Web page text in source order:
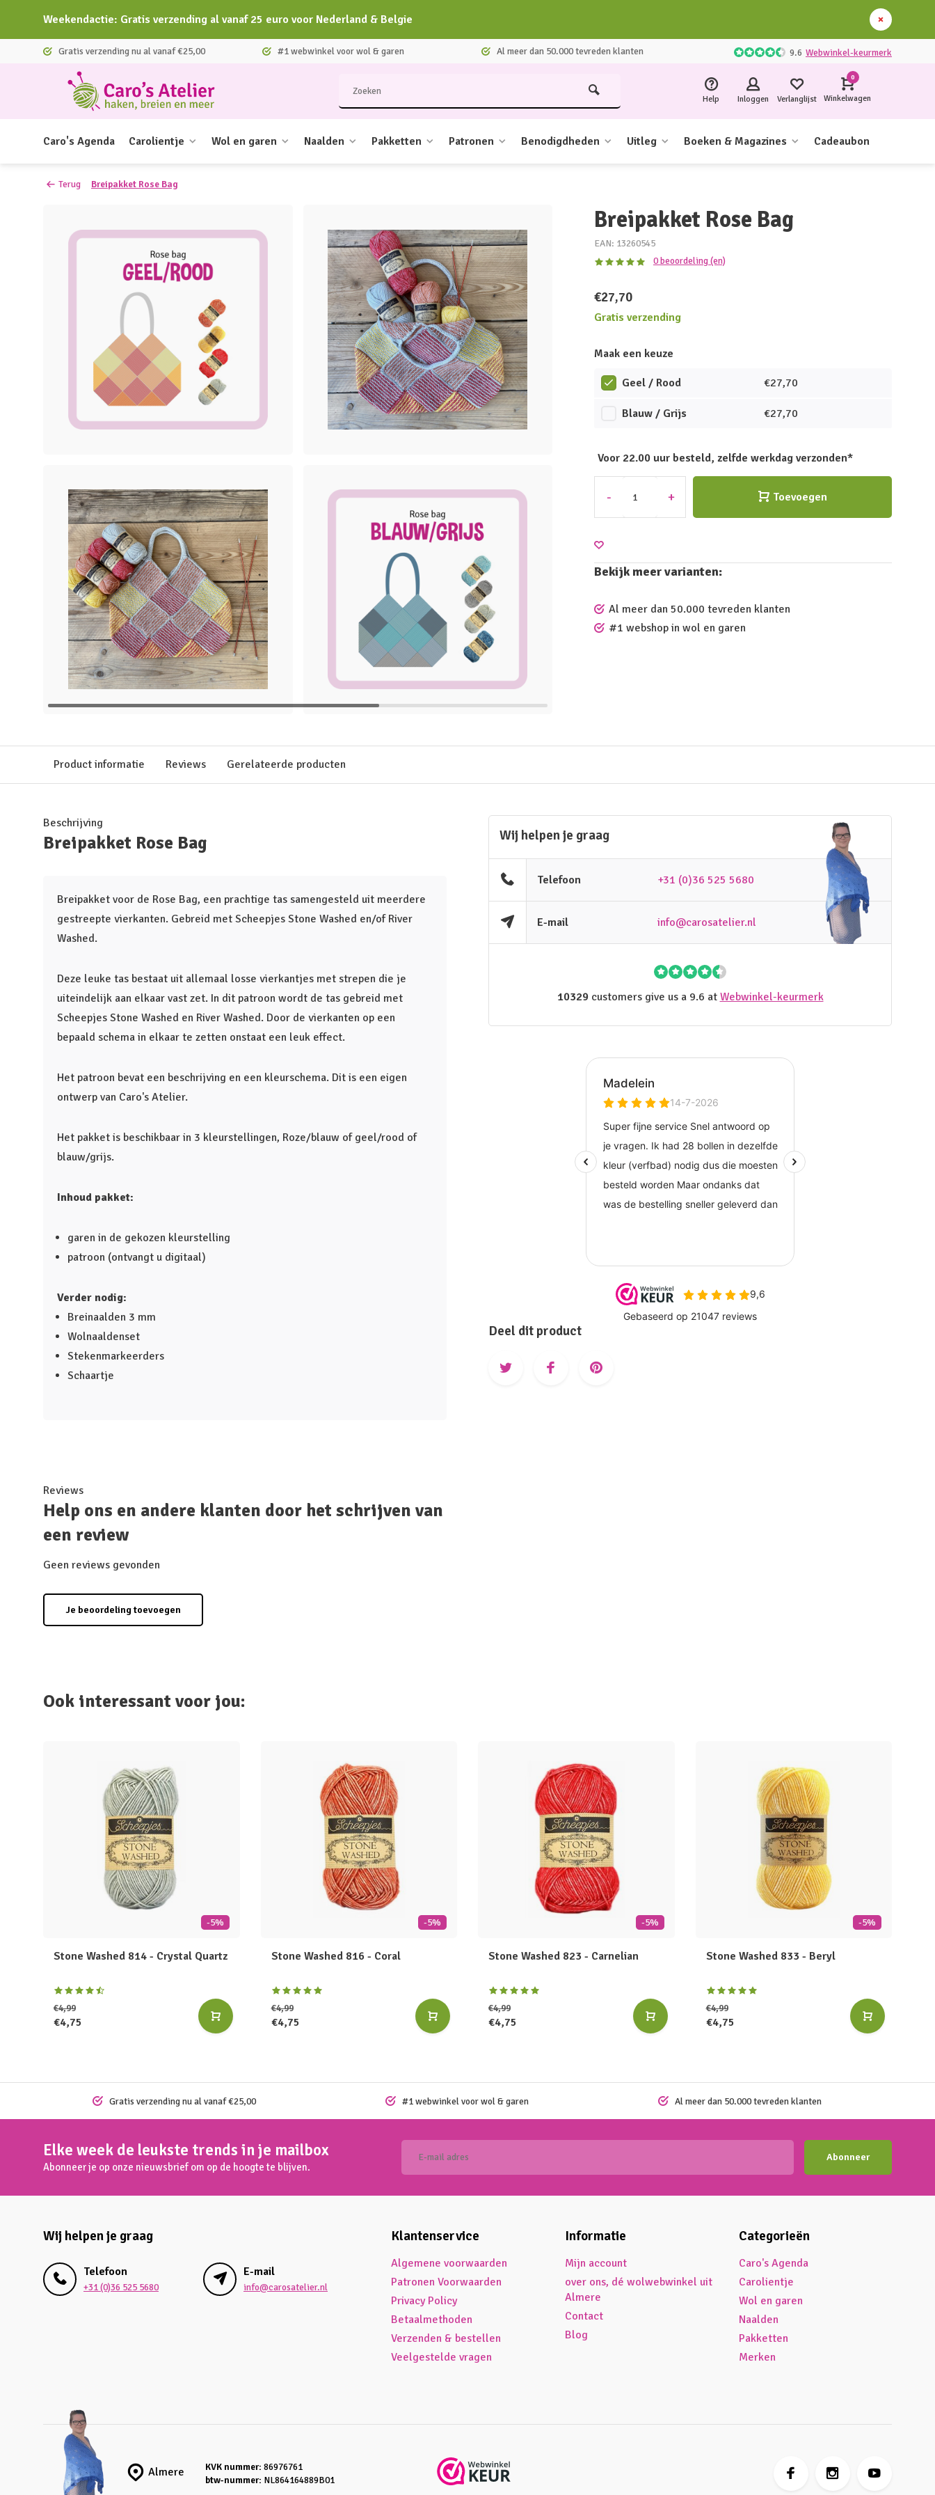
Weekendactie: Gratis verzending al vanaf 25 euro voor Nederland & Belgie
Gratis verzending nu al vanaf €25,00 #1 webwinkel voor wol & garen Al meer dan 50.000 tevreden klanten 9.6 Webwinkel-keurmerk
Help Inloggen Verlanglijst
0
Winkelwagen
Caro's Agenda Carolientje Wol en garen Naalden Pakketten Patronen Benodigdheden Uitleg Boeken & Magazines Cadeaubon
Terug Breipakket Rose Bag
Breipakket Rose Bag
EAN: 13260545
0 beoordeling (en)
€27,70
Gratis verzending
Maak een keuze
Geel / Rood €27,70
Blauw / Grijs €27,70
Voor 22.00 uur besteld, zelfde werkdag verzonden*
- + Toevoegen
Bekijk meer varianten:
Al meer dan 50.000 tevreden klanten
#1 webshop in wol en garen
Product informatie Reviews Gerelateerde producten
Beschrijving
Breipakket Rose Bag
Breipakket voor de Rose Bag, een prachtige tas samengesteld uit meerdere
gestreepte vierkanten. Gebreid met Scheepjes Stone Washed en/of River
Washed.
Deze leuke tas bestaat uit allemaal losse vierkantjes met strepen die je
uiteindelijk aan elkaar vast zet. In dit patroon wordt de tas gebreid met
Scheepjes Stone Washed en River Washed. Door de vierkanten op een
bepaald schema in elkaar te zetten onstaat een leuk effect.
Het patroon bevat een beschrijving en een kleurschema. Dit is een eigen
ontwerp van Caro's Atelier.
Het pakket is beschikbaar in 3 kleurstellingen, Roze/blauw of geel/rood of
blauw/grijs.
Inhoud pakket:
garen in de gekozen kleurstelling
patroon (ontvangt u digitaal)
Verder nodig:
Breinaalden 3 mm
Wolnaaldenset
Stekenmarkeerders
Schaartje
Wij helpen je graag
Telefoon +31 (0)36 525 5680
E-mail info@carosatelier.nl
10329customers give us a 9.6 at Webwinkel-keurmerk
Deel dit product
Reviews
Help ons en andere klanten door het schrijven van
een review
Geen reviews gevonden
Je beoordeling toevoegen
Ook interessant voor jou:
-5%
Stone Washed 814 - Crystal Quartz
€4,99
€4,75
-5%
Stone Washed 816 - Coral
€4,99
€4,75
-5%
Stone Washed 823 - Carnelian
€4,99
€4,75
-5%
Stone Washed 833 - Beryl
€4,99
€4,75
Gratis verzending nu al vanaf €25,00 #1 webwinkel voor wol & garen Al meer dan 50.000 tevreden klanten
Elke week de leukste trends in je mailbox
Abonneer je op onze nieuwsbrief om op de hoogte te blijven.
Abonneer
Wij helpen je graag
Telefoon
+31 (0)36 525 5680
E-mail
info@carosatelier.nl
Klantenservice
Algemene voorwaarden
Patronen Voorwaarden
Privacy Policy
Betaalmethoden
Verzenden & bestellen
Veelgestelde vragen
Informatie
Mijn account
over ons, dé wolwebwinkel uit
Almere
Contact
Blog
Categorieën
Caro's Agenda
Carolientje
Wol en garen
Naalden
Pakketten
Merken
Almere KVK nummer: 86976761
btw-nummer: NL864164889B01